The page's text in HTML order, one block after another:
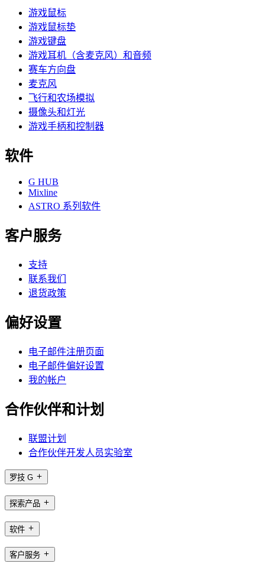
游戏鼠标
游戏鼠标垫
游戏键盘
游戏耳机（含麦克风）和音频
赛车方向盘
麦克风
飞行和农场模拟
摄像头和灯光
游戏手柄和控制器
软件
G HUB
Mixline
ASTRO 系列软件
客户服务
支持
联系我们
退货政策
偏好设置
电子邮件注册页面
电子邮件偏好设置
我的帐户
合作伙伴和计划
联盟计划
合作伙伴开发人员实验室
罗技 G
探索产品
软件
客户服务